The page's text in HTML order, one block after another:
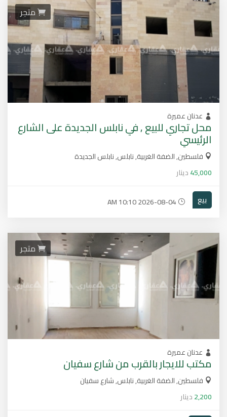
متجر
عدنان عميرة
محل تجاري للبيع , في نابلس الجديدة على الشارع
الرئيسي
فلسطين, الضفة الغربية, نابلس, نابلس الجديدة
45,000دينار
بيع
متجر
عدنان عميرة
مكتب للايجار بالقرب من شارع سفيان
فلسطين, الضفة الغربية, نابلس, شارع سفيان
2,200دينار